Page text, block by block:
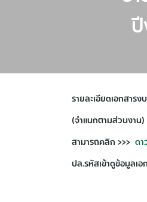
รายละเอียดเอกสาร
(จำแนกตามส่วนงาน)
สามารถคลิก >>> ดา
ปล.รหัสเข้าดูข้อมูลเอ